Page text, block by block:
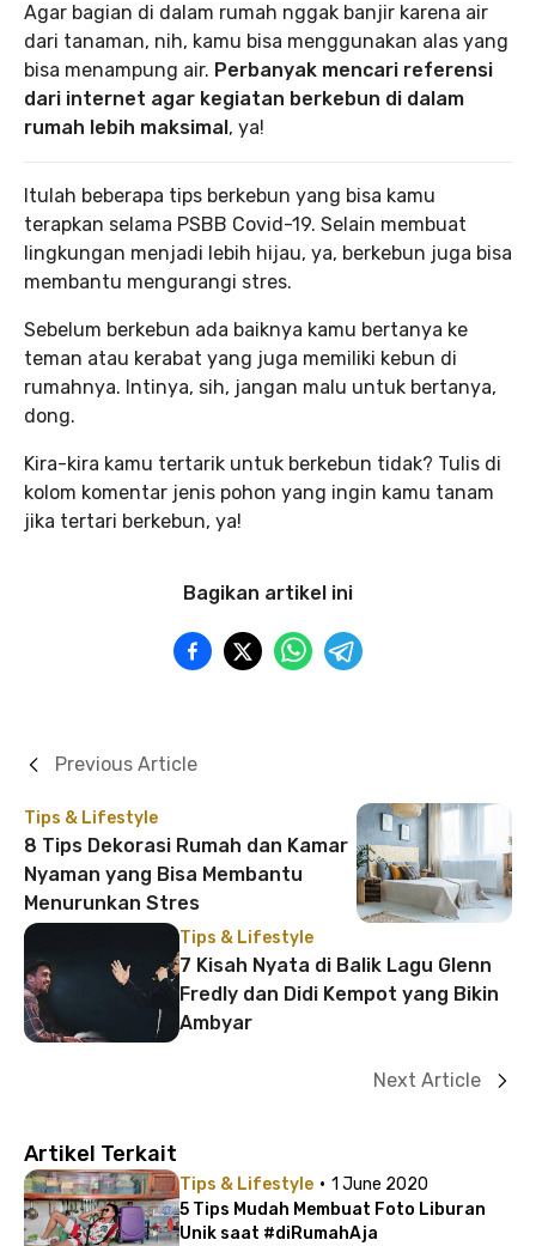
Agar bagian di dalam rumah nggak banjir karena air
dari tanaman, nih, kamu bisa menggunakan alas yang
bisa menampung air. Perbanyak mencari referensi
dari internet agar kegiatan berkebun di dalam
rumah lebih maksimal , ya!
Itulah beberapa tips berkebun yang bisa kamu
terapkan selama PSBB Covid-19. Selain membuat
lingkungan menjadi lebih hijau, ya, berkebun juga bisa
membantu mengurangi stres.
Sebelum berkebun ada baiknya kamu bertanya ke
teman atau kerabat yang juga memiliki kebun di
rumahnya. Intinya, sih, jangan malu untuk bertanya,
dong.
Kira-kira kamu tertarik untuk berkebun tidak? Tulis di
kolom komentar jenis pohon yang ingin kamu tanam
jika tertari berkebun, ya!
Bagikan artikel ini
Tips & Lifestyle
8 Tips Dekorasi Rumah dan Kamar
Nyaman yang Bisa Membantu
Menurunkan Stres
Previous Article
Tips & Lifestyle
7 Kisah Nyata di Balik Lagu Glenn
Fredly dan Didi Kempot yang Bikin
Ambyar
Next Article
Artikel Terkait
Tips & Lifestyle · 1 June 2020
5 Tips Mudah Membuat Foto Liburan
Unik saat #diRumahAja